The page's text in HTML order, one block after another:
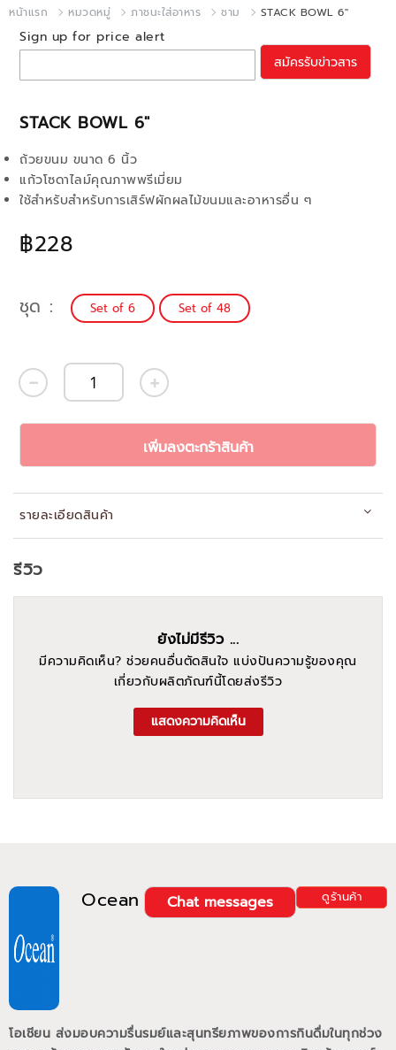
หน้าแรก หมวดหมู่ ภาชนะใส่อาหาร ชาม STACK BOWL 6"
STACK BOWL 6"
฿228
ถ้วยขนม ขนาด 6 นิ้ว
แก้วโซดาไลม์คุณภาพพรีเมี่ยม
ใช้สำหรับสำหรับการเสิร์ฟผักผลไม้ขนมและอาหารอื่น ๆ
Sign up for price alert
สมัครรับข่าวสาร
ชุด Set of 6 Set of 48
เพิ่มลงตะกร้าสินค้า
รายละเอียดสินค้า
Ocean ดูร้านค้า
Chat messages
โอเชียน ส่งมอบความรื่นรมย์และสุนทรียภาพของการกินดื่มในทุกช่วง
รีวิว
ยังไม่มีรีวิว ...
มีความคิดเห็น? ช่วยคนอื่นตัดสินใจ แบ่งปันความรู้ของคุณ
เกี่ยวกับผลิตภัณฑ์นี้โดยส่งรีวิว
แสดงความคิดเห็น